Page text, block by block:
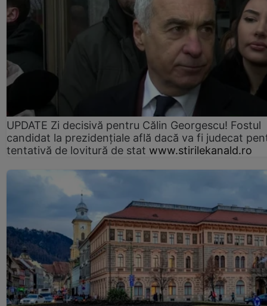
UPDATE Zi decisivă pentru Călin Georgescu! Fostul
candidat la prezidențiale află dacă va fi judecat
tentativă de lovitură de stat www.stirilekanald.ro